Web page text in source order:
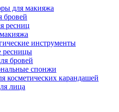
для макияжа
бровей
ресниц
инструменты
ресницы
бровей
спонжи
косметических карандашей
лица